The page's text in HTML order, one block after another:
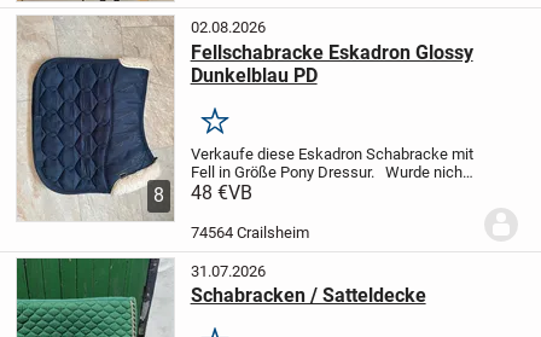
8
02.08.2026
Fellschabracke Eskadron Glossy
Dunkelblau PD
Merken
Verkaufe diese Eskadron Schabracke mit
Fell in Größe Pony Dressur.
Wurde nicht
so oft genutzt und so gut es geht geputzt.
Privatverkauf keine Garantie,...
48 €VB
74564 Crailsheim
31.07.2026
Schabracken / Satteldecke